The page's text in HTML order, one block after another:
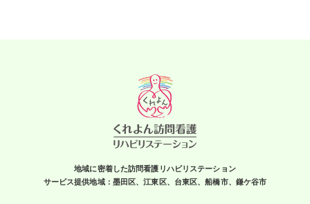
地域に密着した訪問看護リハビリステーション
サービス提供地域：墨田区、江東区、台東区、船橋市、鎌ケ谷市